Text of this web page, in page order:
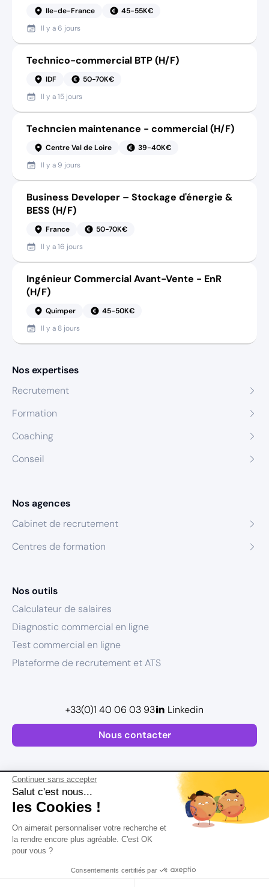
Continuer sans accepter
Salut c'est nous...
les Cookies !
On aimerait personnaliser votre recherche et
la rendre encore plus agréable. C'est OK
pour vous ?
Consentements certifiés par
Ile-de-France
45-55K€
Il y a6 jours
Technico-commercial BTP (H/F)
IDF
50-70K€
Il y a15 jours
Techncien maintenance - commercial (H/F)
Centre Val de Loire
39-40K€
Il y a 9 jours
Business Developer – Stockage d'énergie &
BESS (H/F)
France
50-70K€
Il y a16 jours
Ingénieur Commercial Avant-Vente - EnR
(H/F)
Quimper
45-50K€
Il y a 8 jours
Nos expertises
Recrutement
Formation
Coaching
Conseil
Nos agences
Cabinet de recrutement
Centres de formation
Nos outils
Calculateur de salaires
Diagnostic commercial en ligne
Test commercial en ligne
Plateforme de recrutement et ATS
Nous contacter
+33(0)1 40 06 03 93 Linkedin
Plan de site
Mentions légales
Conditions Générales d’Utilisation
Version actualisée en
2026